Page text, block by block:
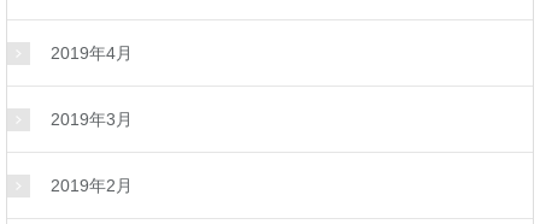
2019年4月
2019年3月
2019年2月